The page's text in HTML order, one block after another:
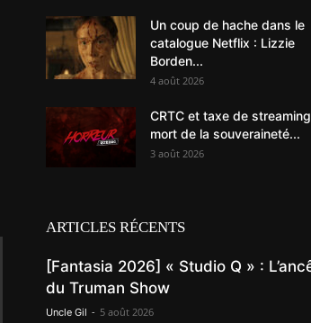
Un coup de hache dans le
catalogue Netflix : Lizzie
Borden...
4 août 2026
CRTC et taxe de
mort de la souveraineté...
3 août 2026
ARTICLES RÉCENTS
[Fantasia 2026] « Studio Q » :
du Truman Show
Uncle Gil - 5 août 2026